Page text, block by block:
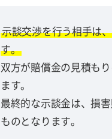
示談交渉を行う相手は
す。
双方が賠償金の見積も
ます。
最終的な示談金は、損
ものとなります。